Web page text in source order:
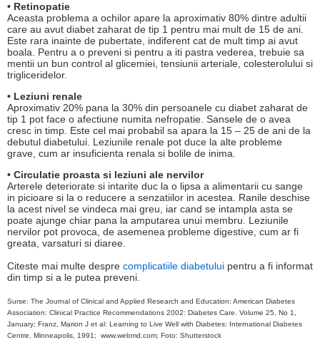
• Retinopatie
Aceasta problema a ochilor apare la aproximativ 80% dintre adultii
care au avut diabet zaharat de tip 1 pentru mai mult de 15 de ani.
Este rara inainte de pubertate, indiferent cat de mult timp ai avut
boala. Pentru a o preveni si pentru a iti pastra vederea, trebuie sa
mentii un bun control al glicemiei, tensiunii arteriale, colesterolului si
trigliceridelor.
• Leziuni renale
Aproximativ 20% pana la 30% din persoanele cu diabet zaharat de
tip 1 pot face o afectiune numita nefropatie. Sansele de o avea
cresc in timp. Este cel mai probabil sa apara la 15 – 25 de ani de la
debutul diabetului. Leziunile renale pot duce la alte probleme
grave, cum ar insuficienta renala si bolile de inima.
• Circulatie proasta si leziuni ale nervilor
Arterele deteriorate si intarite duc la o lipsa a alimentarii cu sange
in picioare si la o reducere a senzatiilor in acestea. Ranile deschise
la acest nivel se vindeca mai greu, iar cand se intampla asta se
poate ajunge chiar pana la amputarea unui membru. Leziunile
nervilor pot provoca, de asemenea probleme digestive, cum ar fi
greata, varsaturi si diaree.
Citeste mai multe despre complicatiile diabetului pentru a fi informat
din timp si a le putea preveni.
Surse: The Journal of Clinical and Applied Research and Education: American Diabetes
Association: Clinical Practice Recommendations 2002: Diabetes Care. Volume 25, No 1,
January; Franz, Marion J et al: Learning to Live Well with Diabetes: International Diabetes
Centre, Minneapolis, 1991; www.webmd.com; Foto: Shutterstock